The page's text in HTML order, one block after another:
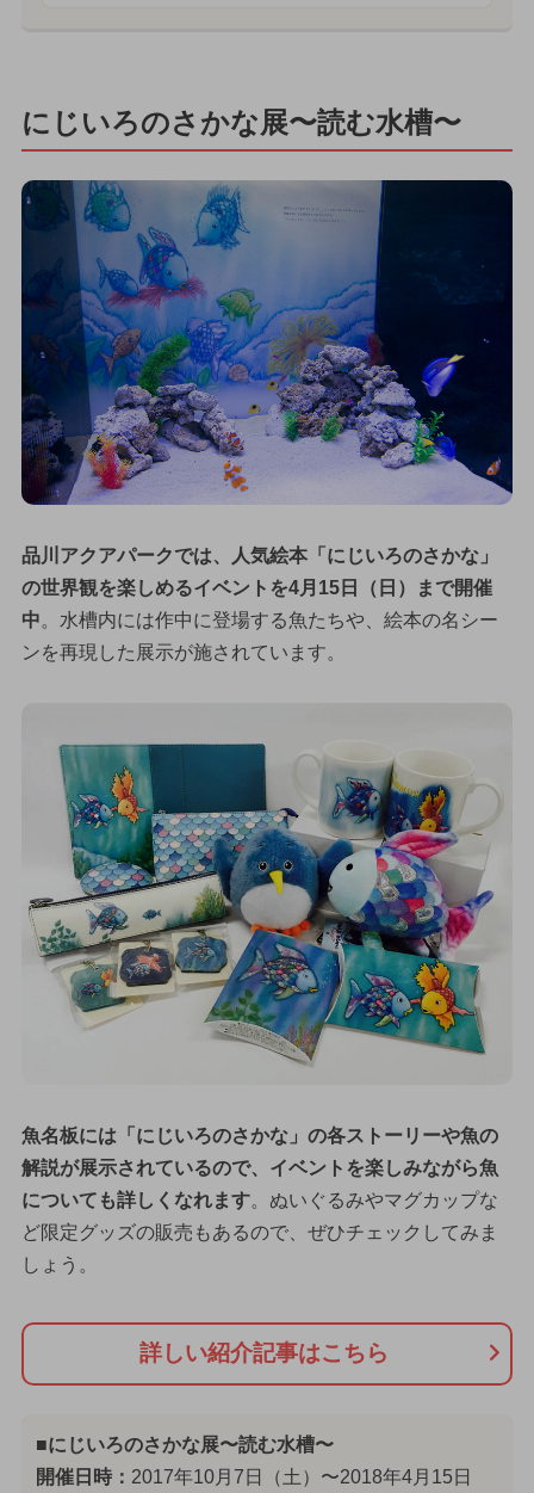
にじいろのさかな展〜読む水槽〜
品川アクアパークでは、人気絵本「にじいろのさかな」
の世界観を楽しめるイベントを4月15日（日）まで開催
中。水槽内には作中に登場する魚たちや、絵本の名シー
ンを再現した展示が施されています。
魚名板には「にじいろのさかな」の各ストーリーや魚の
解説が展示されているので、イベントを楽しみながら魚
についても詳しくなれます。ぬいぐるみやマグカップな
ど限定グッズの販売もあるので、ぜひチェックしてみま
しょう。
詳しい紹介記事はこちら
■にじいろのさかな展〜読む水槽〜
開催日時： 2017年10月7日（土）〜2018年4月15日